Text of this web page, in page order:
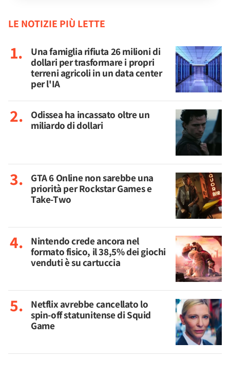
LE NOTIZIE PIÙ LETTE
Una famiglia rifiuta 26 milioni di
dollari per trasformare i propri
terreni agricoli in un data center
per l'IA
Odissea ha incassato oltre un
miliardo di dollari
GTA 6 Online non sarebbe una
priorità per Rockstar Games e
Take-Two
Nintendo crede ancora nel
formato fisico, il 38,5% dei giochi
venduti è su cartuccia
Netflix avrebbe cancellato lo
spin-off statunitense di Squid
Game